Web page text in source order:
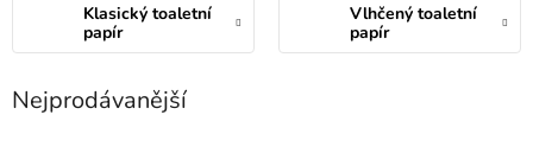
Klasický toaletní
papír
Vlhčený toaletní
papír
Nejprodávanější